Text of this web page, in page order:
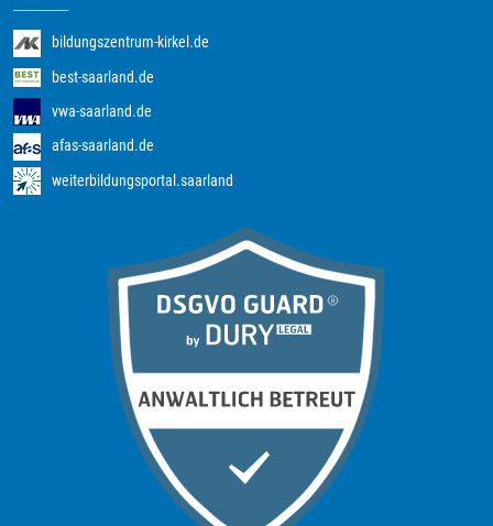
bildungszentrum-kirkel.de
best-saarland.de
vwa-saarland.de
afas-saarland.de
weiterbildungsportal.saarland